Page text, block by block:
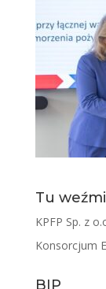
Tu
KPFP Sp. z
Konsorcjum
BIP